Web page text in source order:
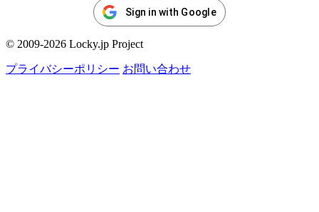
Sign in with Google
© 2009-2026 Locky.jp Project
プライバシーポリシー お問い合わせ